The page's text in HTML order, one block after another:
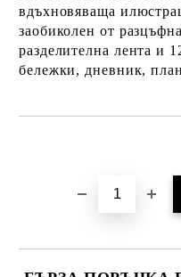
вдъхновяваща
заобиколен от
разделителна лента и
бележки, дневник,